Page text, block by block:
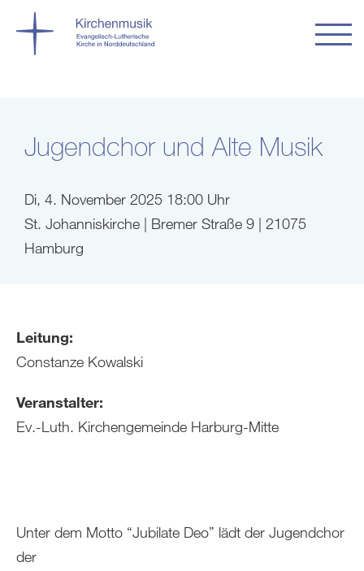
Jugendchor und Alte Musik
Di, 4. November 2025 18:00 Uhr
St. Johanniskirche | Bremer Straße 9 | 21075
Hamburg
Leitung:
Constanze Kowalski
Veranstalter:
Ev.-Luth. Kirchengemeinde Harburg-Mitte
Unter dem Motto “Jubilate Deo” lädt der Jugendchor
der